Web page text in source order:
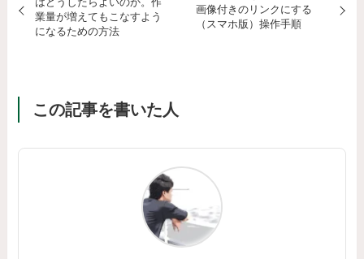
業量が増えてもこなすよう
になるための方法
画像付きのリンクにする
（スマホ版）操作手順
この記事を書いた人